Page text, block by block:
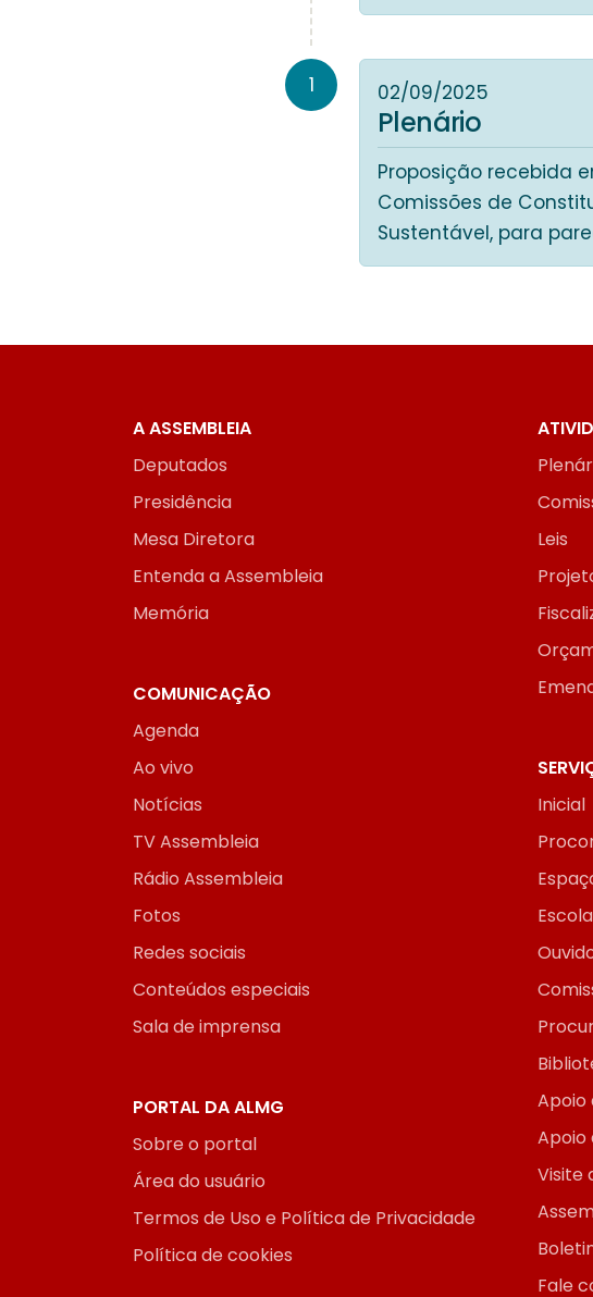
1 02/09/2025
Plenário
Proposição recebida
Comissões de
Sustentável, para
A ASSEMBLEIA
Deputados
Presidência
Mesa Diretora
Entenda a Assembleia
Memória
Leis
COMUNICAÇÃO
Agenda
Ao vivo
Notícias
TV Assembleia
Rádio Assembleia
Fotos
Redes sociais
Conteúdos especiais
Sala de imprensa
Inicial
Apoio
Apoio
Visite
Fale
PORTAL DA ALMG
Sobre o portal
Área do usuário
Termos de Uso e Política de Privacidade
Política de cookies